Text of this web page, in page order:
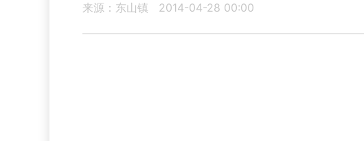
来源：东山镇 2014-04-28 00:00